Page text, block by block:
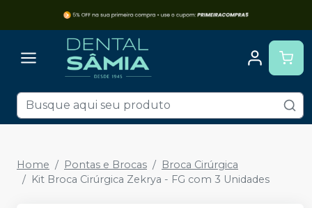
Home Pontas e Brocas
Broca Cirúrgica
Kit Broca Cirúrgica Zekrya - FG com 3 Unidades